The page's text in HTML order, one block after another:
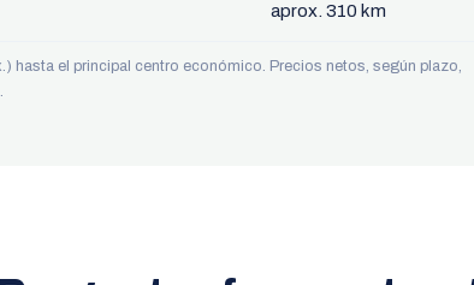
aprox. 310 km
hasta el principal centro económico. Precios netos, según plazo,